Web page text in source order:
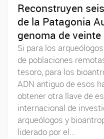
Reconstruyen
de la Patagonia
genoma de
Si para los
de poblaciones
tesoro, para los
ADN antiguo de esos
obtener otra llave de
internacional de
arqueólogos y
liderado por el...